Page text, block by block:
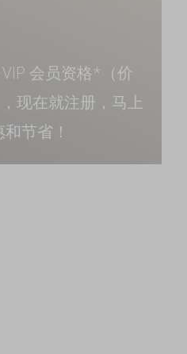
会员资格*（价
现在就注册，马上
节省！